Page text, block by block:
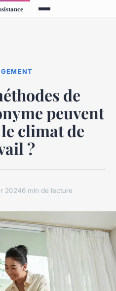
de
peuvent
climat de
?
20246 min de lecture